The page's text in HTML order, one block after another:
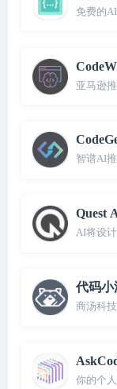
免费的
亚马逊
智谱AI
Quest
AI将设计
代码小
商汤科
你的个